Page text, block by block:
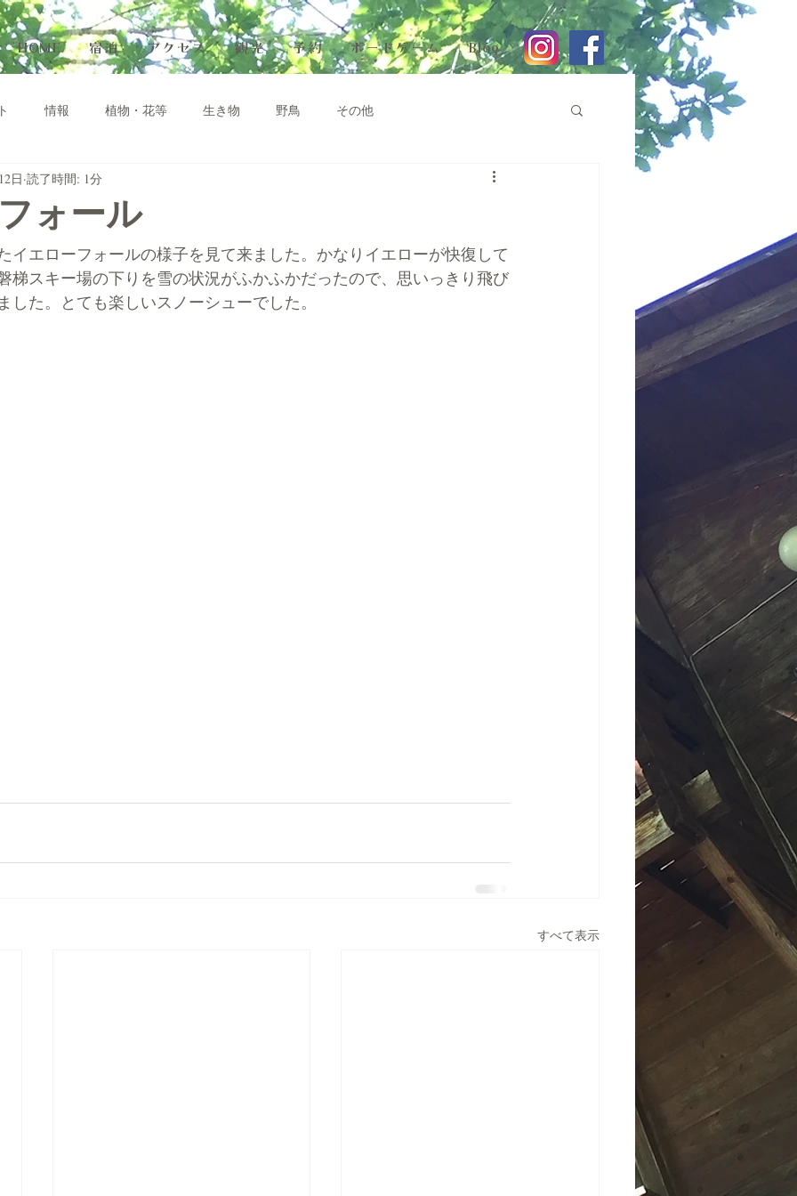
HOME 宿泊 アクセス 観光 予約 ボードゲーム Blog
情報 植物・花等 生き物 野鳥 その他
ォール
日 読了時間: 1分
イエローフォールの様子を見て来ました。かなりイエローが快復して
梯スキー場の下りを雪の状況がふかふかだったので、思いっきり飛び
した。とても楽しいスノーシューでした。
すべて表示